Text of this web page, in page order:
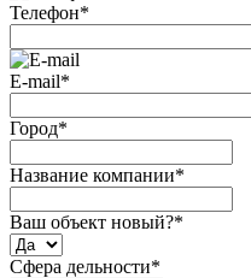
Телефон*
E-mail*
Город*
Название компании*
Ваш объект новый?*
Сфера дельности*